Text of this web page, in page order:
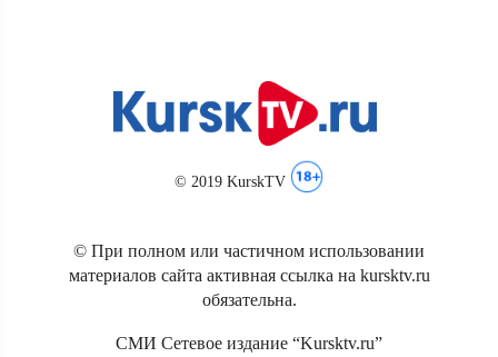
© 2019 KurskTV
© При полном или частичном использовании
материалов сайта активная ссылка на kursktv.ru
обязательна.
СМИ Сетевое издание “Kursktv.ru”